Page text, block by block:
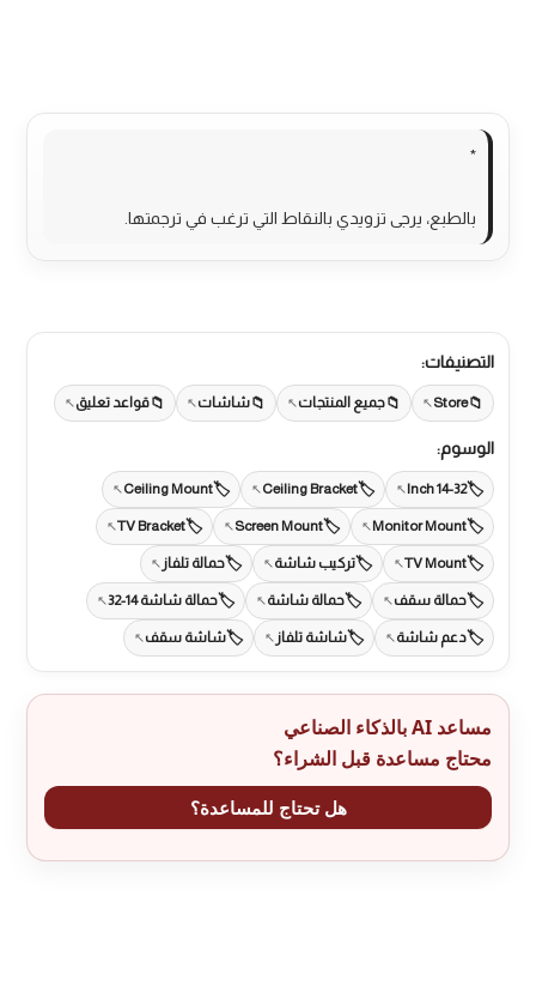
*
بالطبع، يرجى تزويدي بالنقاط التي ترغب في ترجمتها.
التصنيفات:
Store جميع المنتجات شاشات قواعد تعليق
الوسوم:
14-32 Inch
Ceiling Bracket
Ceiling Mount
Monitor Mount
Screen Mount
TV Bracket
TV Mount تركيب شاشة حمالة تلفاز
حمالة سقف حمالة شاشة حمالة شاشة 14-32
دعم شاشة شاشة تلفاز شاشة سقف
مساعد AI بالذكاء الصناعي
محتاج مساعدة قبل الشراء؟
هل تحتاج للمساعدة؟